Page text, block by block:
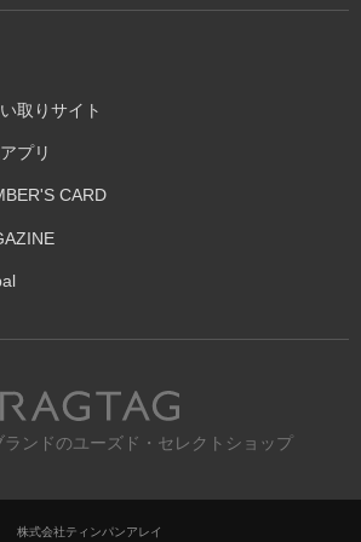
取りサイト
プリ
CARD
RAGTAG
ランドのユーズド・セレクトショップ
株式会社ティンパンアレイ